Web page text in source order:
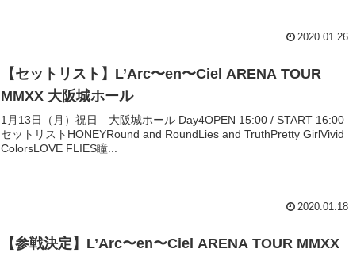
2020.01.26
【セットリスト】L’Arc〜en〜Ciel ARENA TOUR
MMXX 大阪城ホール
1月13日（月）祝日 大阪城ホール Day4OPEN 15:00 / START 16:00
セットリストHONEYRound and RoundLies and TruthPretty GirlVivid
ColorsLOVE FLIES瞳...
2020.01.18
【参戦決定】L’Arc〜en〜Ciel ARENA TOUR MMXX